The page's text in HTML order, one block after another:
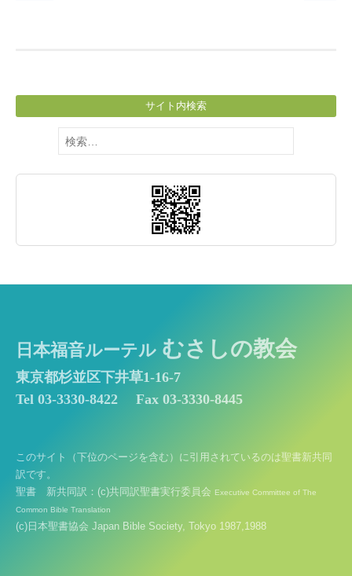
サイト内検索
検
索:
日本福音ルーテル むさしの教会
東京都杉並区下井草1-16-7
Tel 03-3330-8422
Fax 03-3330-8445
このサイト（下位のページを含む）に引用されているのは聖書新共同
訳です。
聖書 新共同訳：(c)共同訳聖書実行委員会 Executive Committee of The
Common Bible Translation
(c)日本聖書協会 Japan Bible Society, Tokyo 1987,1988